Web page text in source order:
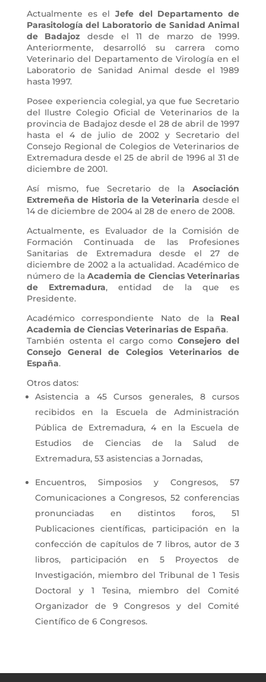
Actualmente es el Jefe del Departamento de
Parasitología del Laboratorio de Sanidad Animal
de Badajoz desde el 11 de marzo de 1999.
Anteriormente, desarrolló su carrera como
Veterinario del Departamento de Virología en el
Laboratorio de Sanidad Animal desde el 1989
hasta 1997.
Posee experiencia colegial, ya que fue Secretario
del Ilustre Colegio Oficial de Veterinarios de la
provincia de Badajoz desde el 28 de abril de 1997
hasta el 4 de julio de 2002 y Secretario del
Consejo Regional de Colegios de Veterinarios de
Extremadura desde el 25 de abril de 1996 al 31 de
diciembre de 2001.
Así mismo, fue Secretario de laAsociación
Extremeña de Historia de la Veterinaria desde el
14 de diciembre de 2004 al 28 de enero de 2008.
Actualmente, es Evaluador de la Comisión de
Formación Continuada de las Profesiones
Sanitarias de Extremadura desde el 27 de
diciembre de 2002 a la actualidad. Académico de
número de la Academia de Ciencias Veterinarias
de Extremadura, entidad de la que es
Presidente.
Académico correspondiente Nato de la Real
Academia de Ciencias Veterinarias de España.
También ostenta el cargo comoConsejero del
Consejo General de Colegios Veterinarios de
España.
Otros datos:
Asistencia a 45 Cursos generales, 8 cursos
recibidos en la Escuela de Administración
Pública de Extremadura, 4 en la Escuela de
Estudios de Ciencias de la Salud de
Extremadura, 53 asistencias a Jornadas,
Encuentros, Simposios y Congresos, 57
Comunicaciones a Congresos, 52 conferencias
pronunciadas en distintos foros, 51
Publicaciones científicas, participación en la
confección de capítulos de 7 libros, autor de 3
libros, participación en 5 Proyectos de
Investigación, miembro del Tribunal de 1 Tesis
Doctoral y 1 Tesina, miembro del Comité
Organizador de 9 Congresos y del Comité
Científico de 6 Congresos.